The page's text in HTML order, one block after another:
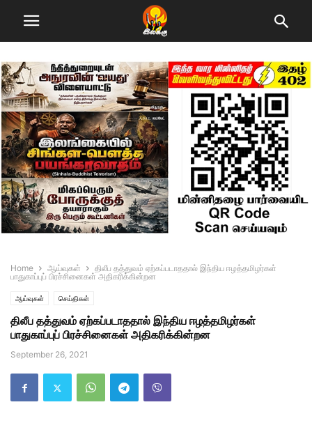
Home ஆய்வுகள்
திலீப தத்துவம் ஏற்கப்படாததால் இந்திய ஈழத்தமிழர்கள்
பாதுகாப்புப் பிரச்சினைகள் அதிகரிக்கின்றன
ஆய்வுகள் செய்திகள்
திலீப தத்துவம் ஏற்கப்படாததால் இந்திய ஈழத்தமிழர்கள்
பாதுகாப்புப் பிரச்சினைகள் அதிகரிக்கின்றன
September 26, 2021